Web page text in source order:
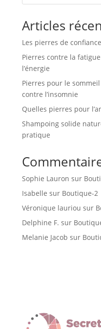
Articles
Les pierres de
Pierres contre la
l’énergie
Pierres pour le
contre l’insomnie
Quelles pierres pour
Shampoing solide
pratique
Sophie Lauron sur
Isabelle sur Boutique-2
Véronique lauriou sur
Delphine F. sur
Melanie Jacob sur